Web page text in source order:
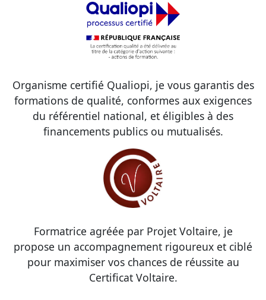
Organisme certifié Qualiopi, je vous garantis des
formations de qualité, conformes aux exigences
du référentiel national, et éligibles à des
financements publics ou mutualisés.
Formatrice agréée par Projet Voltaire, je
propose un accompagnement rigoureux et ciblé
pour maximiser vos chances de réussite au
Certificat Voltaire.